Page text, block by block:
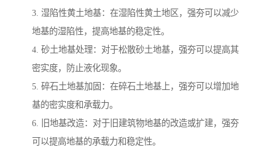
3. 湿陷性黄土地基：在湿陷性黄土地区，强夯可以减少
地基的湿陷性，提高地基的稳定性。
4. 砂土地基处理：对于松散砂土地基，强夯可以提高其
密实度，防止液化现象。
5. 碎石土地基加固：在碎石土地基上，强夯可以增加地
基的密实度和承载力。
6. 旧地基改造：对于旧建筑物地基的改造或扩建，强夯
可以提高地基的承载力和稳定性。